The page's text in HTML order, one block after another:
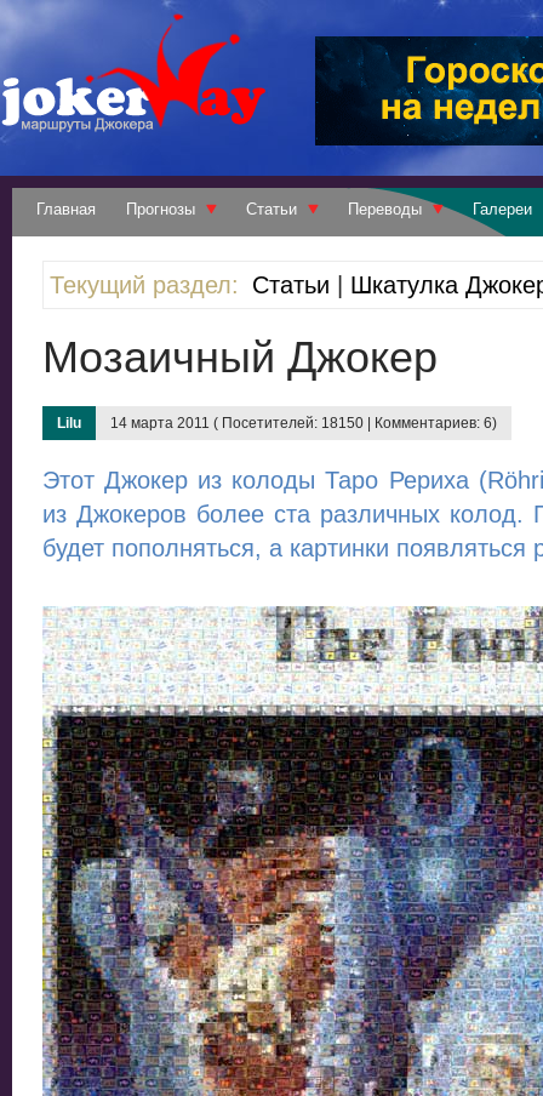
Главная Прогнозы Статьи Переводы Галереи
Текущий раздел: Статьи Шкатулка
Мозаичный Джокер
Lilu 14 марта 2011 ( Посетителей: 18150 | Комментариев: 6)
Этот Джокер из колоды Таро Рериха
из Джокеров более ста различных колод.
будет пополняться, а картинки появляться